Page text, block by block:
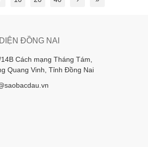
ĐỒNG NAI
Cách mạng Tháng Tám,
Quang Vinh, Tỉnh Đồng Nai